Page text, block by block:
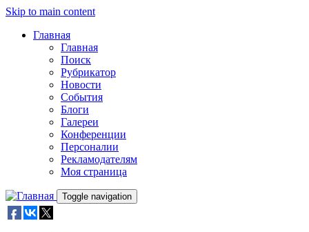
Skip to main content
Главная
Главная
Поиск
Рубрикатор
Новости
События
Блоги
Галереи
Конференции
Персоналии
Рекламодателям
Моя страница
Toggle navigation